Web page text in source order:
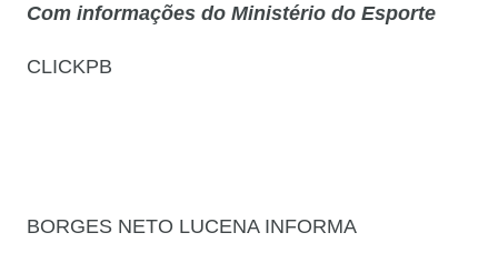
Com informações do Ministério do Esporte
CLICKPB
BORGES NETO LUCENA INFORMA